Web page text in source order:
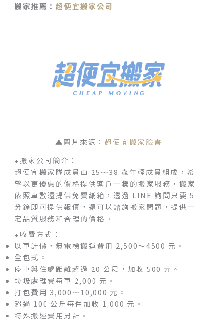
搬家推薦： 超便宜搬家公司
▲圖片來源： 超便宜搬家臉書
⬥搬家公司簡介：
超便宜搬家隊成員由 25～38 歲年輕成員組成，希
望以更優惠的價格提供客戶一樣的搬家服務，搬家
依照車數還提供免費紙箱，透過 LINE 詢問只要 5
分鐘即可提供報價，還可以諮詢搬家問題，提供一
定品質服務和合理的價格。
⬥收費方式：
以車計價，無電梯搬運費用 2,500～4500 元。
全包式。
停車與住處距離超過 20 公尺，加收 500 元。
垃圾處理費每車 2,000 元。
打包費用 3,000～10,000 元。
超過 100 公斤每件加收 1,000 元。
特殊搬運費用另計。